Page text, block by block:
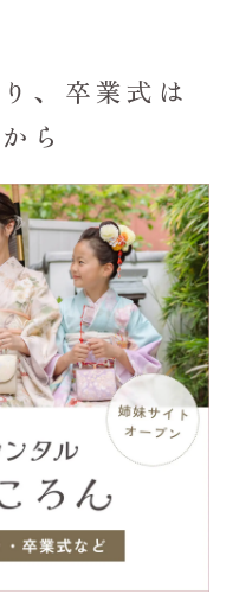
、卒業式は
ら